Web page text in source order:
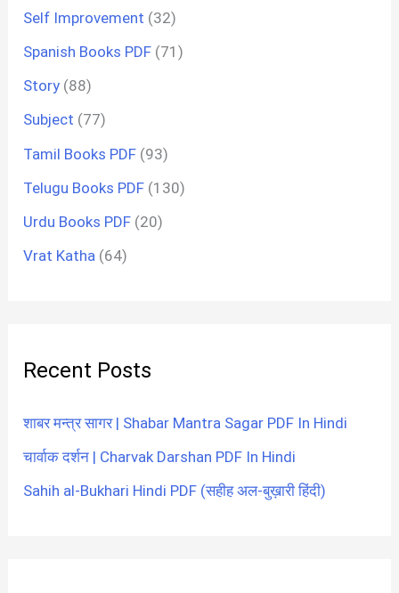
Self Improvement (32)
Spanish Books PDF (71)
Story (88)
Subject (77)
Tamil Books PDF (93)
Telugu Books PDF (130)
Urdu Books PDF (20)
Vrat Katha (64)
Recent Posts
शाबर मन्त्र सागर | Shabar Mantra Sagar PDF In Hindi
चार्वाक दर्शन | Charvak Darshan PDF In Hindi
Sahih al-Bukhari Hindi PDF (सहीह अल-बुख़ारी हिंदी)